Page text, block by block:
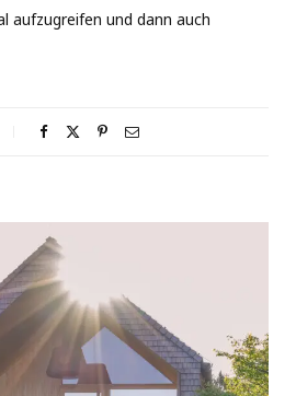
aufzugreifen und dann auch